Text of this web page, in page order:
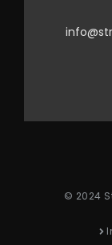
© 2024